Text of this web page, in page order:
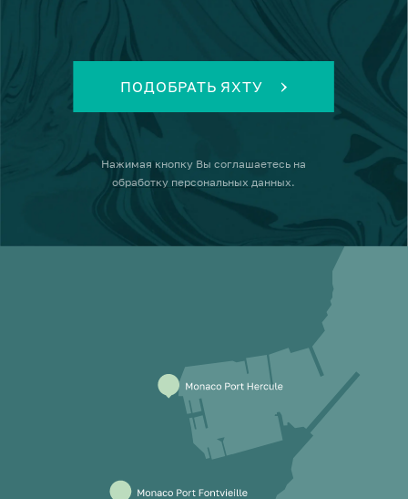
ПОДОБРАТЬ ЯХТУ
Нажимая кнопку Вы соглашаетесь на
обработку персональных данных.